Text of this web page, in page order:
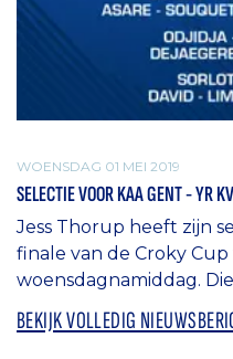
WOENSDAG 01 MEI 2019
SELECTIE VOOR KAA GENT - YR
Jess Thorup heeft zijn
finale van de Croky
woensdagnamiddag.
BEKIJK VOLLEDIG